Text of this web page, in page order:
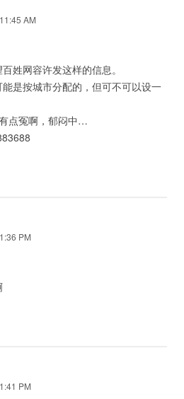
AM
姓网容许发这样的信息。
是按城市分配的，但可不可以设一
点冤啊，郁闷中…
PM
PM